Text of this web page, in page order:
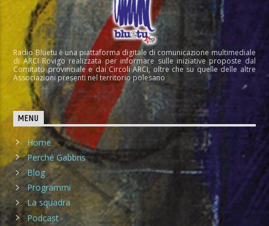
Radio Bluetu è una piattaforma digitale di comunicazione multimediale
di ARCI Rovigo realizzata per informare sulle iniziative proposte dal
Comitato provinciale e dai Circoli ARCI, oltre che su quelle delle altre
Associazioni presenti nel territorio polesano
MENU
Home
Perché Gabbris
Blog
Programmi
La squadra
Podcast